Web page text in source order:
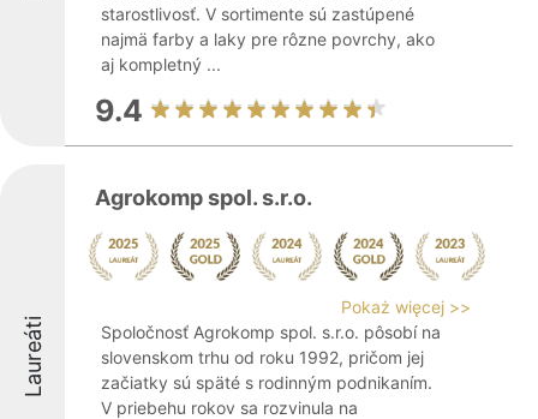
starostlivosť. V sortimente sú zastúpené
najmä farby a laky pre rôzne povrchy, ako
aj kompletný ...
9.4
Laureáti
Agrokomp spol. s.r.o.
Pokaż więcej >>
Spoločnosť Agrokomp spol. s.r.o. pôsobí na
slovenskom trhu od roku 1992, pričom jej
začiatky sú späté s rodinným podnikaním.
V priebehu rokov sa rozvinula na